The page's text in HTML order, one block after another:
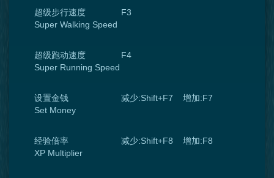
超级步行速度
Super Walking Speed
F3
超级跑动速度
Super Running Speed
F4
设置金钱
Set Money
减少:Shift+F7 增加:F7
经验倍率
XP Multiplier
减少:Shift+F8 增加:F8